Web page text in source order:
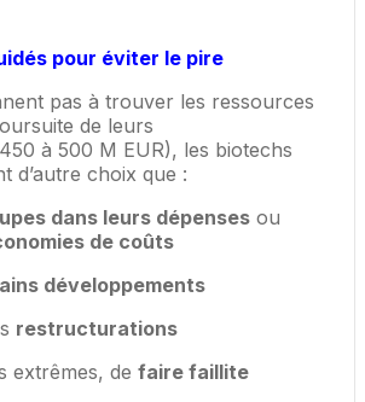
pour éviter le pire
pas à trouver les ressources
de leurs
à 500 M EUR), les biotechs
d’autre choix que :
dans leurs dépenses ou
de coûts
développements
restructurations
extrêmes, de faire faillite